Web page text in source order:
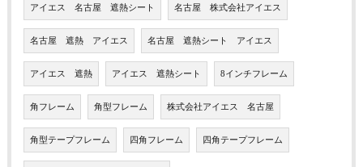
アイエス 名古屋 遮熱シート 名古屋 株式会社アイエス
名古屋 遮熱 アイエス 名古屋 遮熱シート アイエス
アイエス 遮熱 アイエス 遮熱シート 8インチフレーム
角フレーム 角型フレーム 株式会社アイエス 名古屋
角型テープフレーム 四角フレーム 四角テープフレーム